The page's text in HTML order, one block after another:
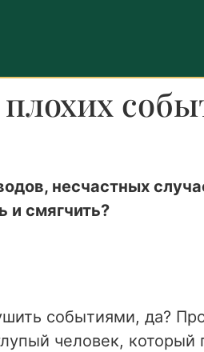
несчастных
и смягчить?
событиями, да?
человек, который